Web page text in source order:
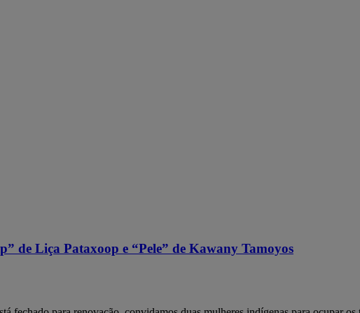
de Liça Pataxoop e “Pele” de Kawany Tamoyos